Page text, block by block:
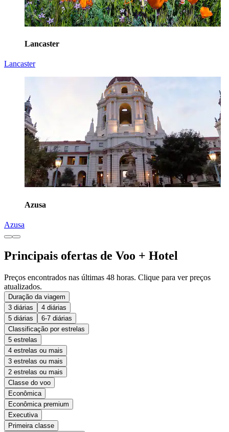
Lancaster
Lancaster
Azusa
Azusa
Principais ofertas de Voo + Hotel
Preços encontrados nas últimas 48 horas. Clique para ver preços
atualizados.
Duração da viagem
3 diárias
4 diárias
5 diárias
6-7 diárias
Classificação por estrelas
5 estrelas
4 estrelas ou mais
3 estrelas ou mais
2 estrelas ou mais
Classe do voo
Econômica
Econômica premium
Executiva
Primeira classe